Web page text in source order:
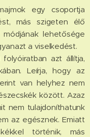
egy csoportja
más szigeten élő
módjának lehetősége
a viselkedést.
folyóiratban azt állítja,
Leírja, hogy az
van helyhez nem
között. Azaz
nem tulajdoníthatunk
az egésznek. Emiatt
történik, más